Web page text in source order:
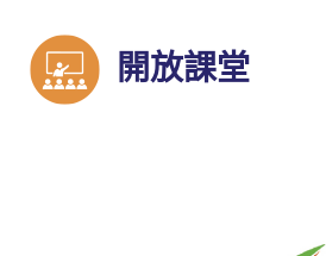
開放課堂